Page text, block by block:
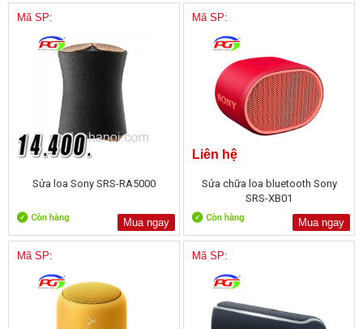
Mã SP:
Sửa loa Sony SRS-RA5000
Mua ngay
Mã SP:
Liên hệ
Sửa chữa loa bluetooth Sony
SRS-XB01
Mua ngay
Mã SP: Mã SP: